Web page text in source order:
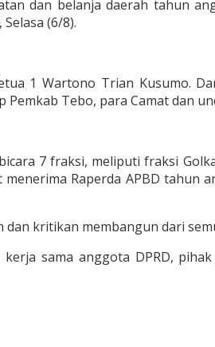
dan belanja daerah tahun
(6/8).
1 Wartono Trian Kusumo.
Tebo, para Camat dan
7 fraksi, meliputi fraksi
Raperda APBD tahun
kritikan membangun dari
sama anggota DPRD,